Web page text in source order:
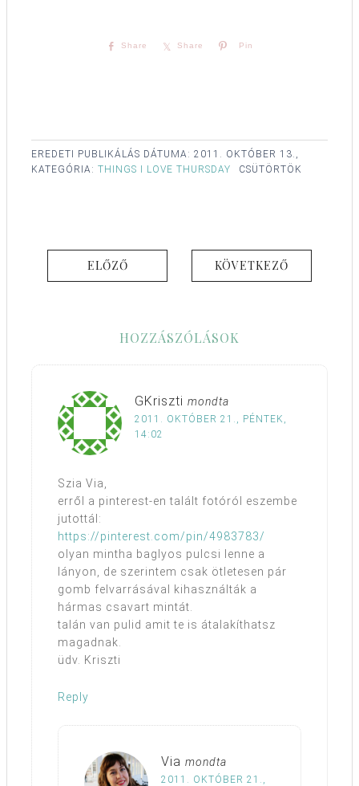
Share Share Pin
EREDETI PUBLIKÁLÁS DÁTUMA: 2011. OKTÓBER 13.,
CSÜTÖRTÖK
KATEGÓRIA: THINGS I LOVE THURSDAY
ELŐZŐ KÖVETKEZŐ
HOZZÁSZÓLÁSOK
GKriszti mondta
2011. OKTÓBER 21., PÉNTEK,
14:02
Szia Via,
erről a pinterest-en talált fotóról eszembe
jutottál:
https://pinterest.com/pin/4983783/
olyan mintha baglyos pulcsi lenne a
lányon, de szerintem csak ötletesen pár
gomb felvarrásával kihasználták a
hármas csavart mintát.
talán van pulid amit te is átalakíthatsz
magadnak.
üdv. Kriszti
Reply
Via mondta
2011. OKTÓBER 21.,